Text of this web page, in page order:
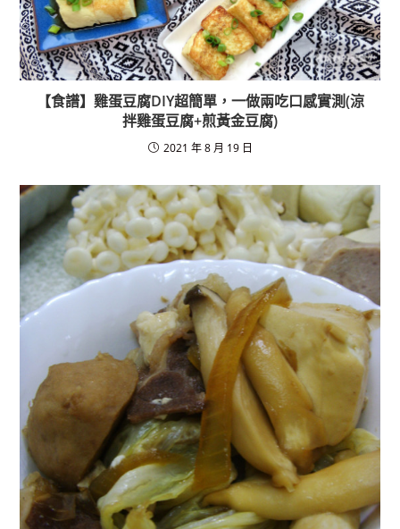
【食譜】雞蛋豆腐DIY超簡單，一做兩吃口感實測(涼
拌雞蛋豆腐+煎黃金豆腐)
2021 年 8 月 19 日